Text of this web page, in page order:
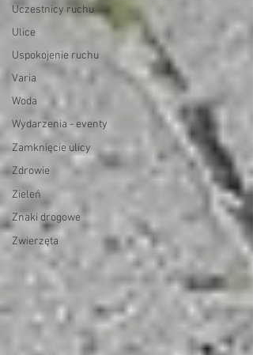
Uczestnicy ruchu
Ulice
Uspokojenie ruchu
Varia
Woda
Wydarzenia - eventy
Zamknięcie ulicy
Zdrowie
Zieleń
Znaki drogowe
Zwierzęta